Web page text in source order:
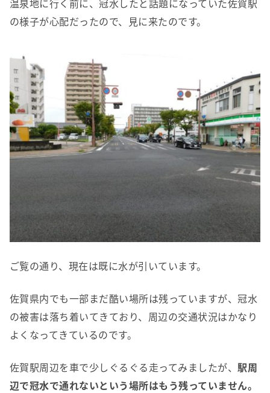
温泉地に行く前に、冠水したと話題になっていた佐賀駅
の様子が心配だったので、見に来たのです。
ご覧の通り、現在は既に水が引いています。
佐賀県内でも一部まだ酷い場所は残っていますが、冠水
の被害は落ち着いてきており、周辺の交通状況はかなり
よくなってきているのです。
佐賀駅周辺を車で少しぐるぐる走ってみましたが、 駅周
辺で冠水で通れないという場所はもう残っていません。